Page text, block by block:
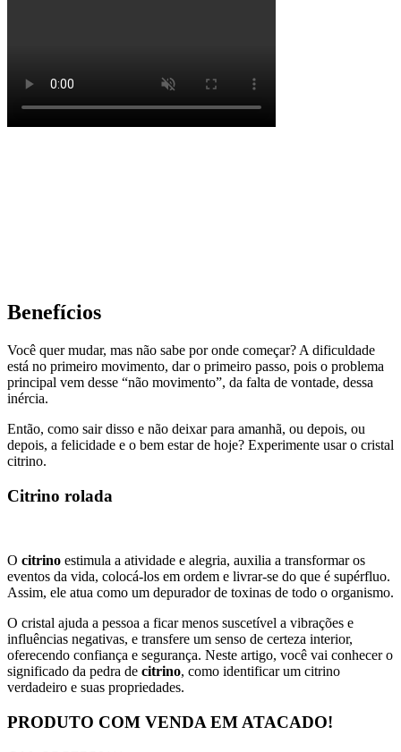
Benefícios
Você quer mudar, mas não sabe por onde começar? A dificuldade
está no primeiro movimento, dar o primeiro passo, pois o problema
principal vem desse “não movimento”, da falta de vontade, dessa
inércia.
Então, como sair disso e não deixar para amanhã, ou depois, ou
depois, a felicidade e o bem estar de hoje? Experimente usar o cristal
citrino.
Citrino rolada
O citrino estimula a atividade e alegria, auxilia a transformar os
eventos da vida, colocá-los em ordem e livrar-se do que é supérfluo.
Assim, ele atua como um depurador de toxinas de todo o organismo.
O cristal ajuda a pessoa a ficar menos suscetível a vibrações e
influências negativas, e transfere um senso de certeza interior,
oferecendo confiança e segurança. Neste artigo, você vai conhecer o
significado da pedra de citrino, como identificar um citrino
verdadeiro e suas propriedades.
PRODUTO COM VENDA EM ATACADO!